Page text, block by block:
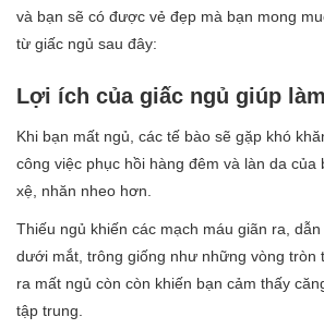
và bạn sẽ có được vẻ đẹp mà bạn mong
từ giấc ngủ sau đây:
Lợi ích của giấc ngủ giúp
Khi bạn mất ngủ, các tế bào sẽ gặp khó
công việc phục hồi hàng đêm và làn da của
xệ, nhăn nheo hơn.
Thiếu ngủ khiến các mạch máu giãn ra,
dưới mắt, trông giống như những vòng tròn
ra mất ngủ còn còn khiến bạn cảm thấy
tập trung.